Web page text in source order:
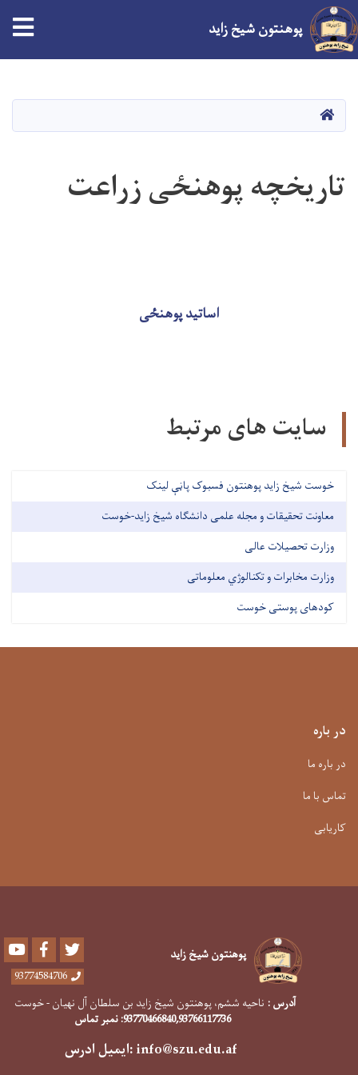
content
پوهنتون شیخ زاید
صفحه اصلی
تاریخچه پوهنځی زراعت
اساتید پوهنځی
سایت های مرتبط
خوست شیخ زاید پوهنتون فسبوک پاڼې لینک
معاونت تحقیقات و مجله علمی دانشگاه شیخ زاید-خوست
وزارت تحصیلات عالی
وزارت مخابرات و تکنالوژي معلوماتی
کودهای پوستی خوست
در باره
در باره ما
تماس با ما
کاریابی
پوهنتون شیخ زاید Youtube Facebook
93774584706
آدرس : ناحیه ششم، پوهنتون شیخ زاید بن سلطان آل نهیان - خوست
93770466840,93766117736 : نمبر تماس
info@szu.edu.af:ایمیل ادرس